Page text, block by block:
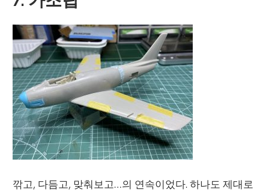
깎고, 다듬고, 맞춰보고…의 연속이었다. 하나도 제대로